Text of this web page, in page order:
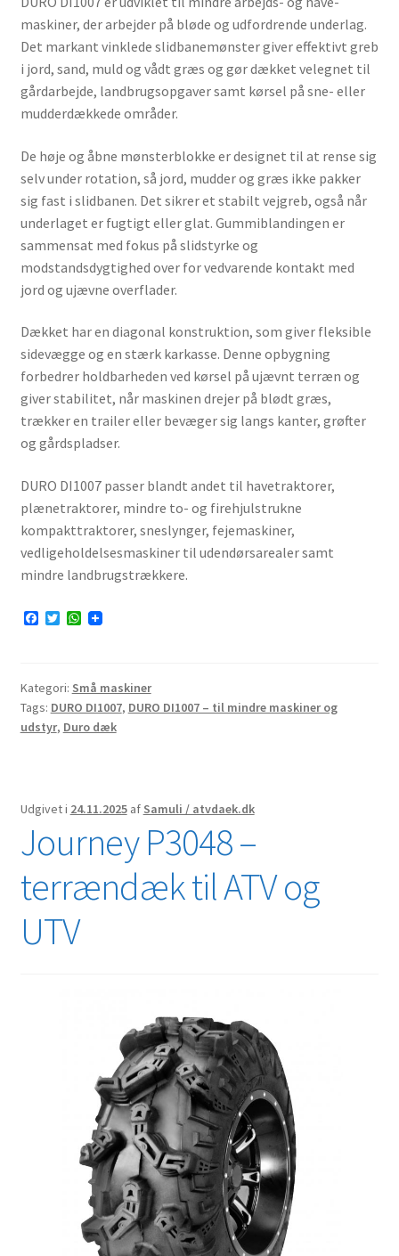
maskiner, der arbejder på bløde og udfordrende underlag.
Det markant vinklede slidbanemønster giver effektivt greb
i jord, sand, muld og vådt græs og gør dækket velegnet til
gårdarbejde, landbrugsopgaver samt kørsel på sne- eller
mudderdækkede områder.
De høje og åbne mønsterblokke er designet til at rense sig
selv under rotation, så jord, mudder og græs ikke pakker
sig fast i slidbanen. Det sikrer et stabilt vejgreb, også når
underlaget er fugtigt eller glat. Gummiblandingen er
sammensat med fokus på slidstyrke og
modstandsdygtighed over for vedvarende kontakt med
jord og ujævne overflader.
Dækket har en diagonal konstruktion, som giver fleksible
sidevægge og en stærk karkasse. Denne opbygning
forbedrer holdbarheden ved kørsel på ujævnt terræn og
giver stabilitet, når maskinen drejer på blødt græs,
trækker en trailer eller bevæger sig langs kanter, grøfter
og gårdspladser.
DURO DI1007 passer blandt andet til havetraktorer,
plænetraktor­er, mindre to- og firehjulstrukne
kompakttraktorer, sneslynger, fejemaskiner,
vedligeholdelsesmaskiner til udendørsarealer samt
mindre landbrugstrækkere.
F
o
o
k
T
e
r
W
A
p
p
Kategori: Små maskiner
Tags: DURO DI1007, DURO DI1007 – til mindre maskiner og
udstyr, Duro dæk
Udgivet i 24.11.2025 af Samuli / atvdaek.dk
Journey P3048 –
terrændæk til ATV og
UTV